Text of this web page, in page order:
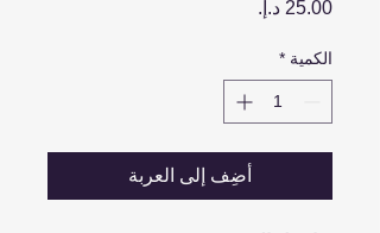
الكمية *
أضِف إلى العربة